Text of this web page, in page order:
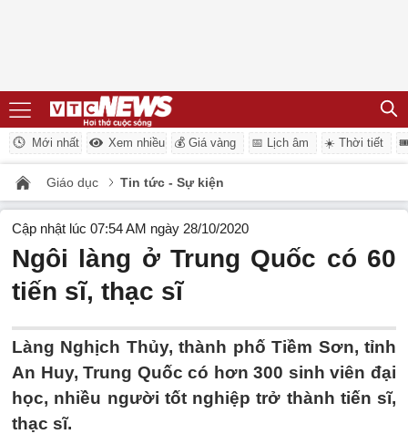
Mới nhất Xem nhiều 💰 Giá vàng 📅 Lịch âm ☀️ Thời tiết
Giáo dục Tin tức - Sự kiện
Cập nhật lúc 07:54 AM ngày 28/10/2020
Ngôi làng ở Trung Quốc có 60
tiến sĩ, thạc sĩ
Làng Nghịch Thủy, thành phố Tiềm Sơn, tỉnh
An Huy, Trung Quốc có hơn 300 sinh viên đại
học, nhiều người tốt nghiệp trở thành tiến sĩ,
thạc sĩ.